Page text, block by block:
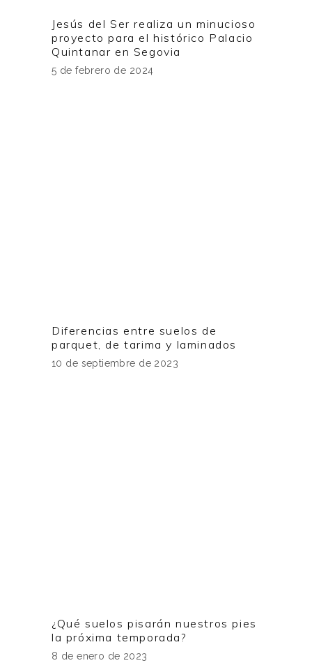
Jesús del Ser realiza un minucioso
proyecto para el histórico Palacio
Quintanar en Segovia
5 de febrero de 2024
Diferencias entre suelos de
parquet, de tarima y laminados
10 de septiembre de 2023
¿Qué suelos pisarán nuestros pies
la próxima temporada?
8 de enero de 2023